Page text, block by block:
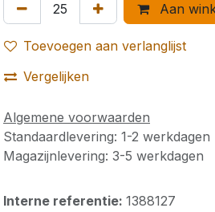
Aan
Toevoegen aan verlanglijst
Vergelijken
Algemene voorwaarden
Standaardlevering: 1-2 werkdagen
Magazijnlevering: 3-5 werkdagen
Interne referentie: 1388127